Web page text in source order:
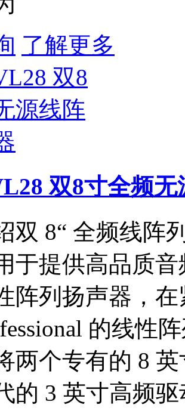
了解更多
双8寸全频
双 8“ 全频线阵
于提供高品质
阵列扬声器，
的线性
两个专有的 8
的 3 英寸高频